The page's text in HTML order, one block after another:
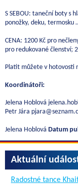
S SEBOU: taneční boty s
ponožky, deku, termosku
CENA: 1200 Kč pro
pro redukované členství;
Platit můžete v hotovosti
Koordinátoři:
Jelena Hoblová
Petr Jára
Jelena Hoblová Datum
Aktuální
Radostné tance